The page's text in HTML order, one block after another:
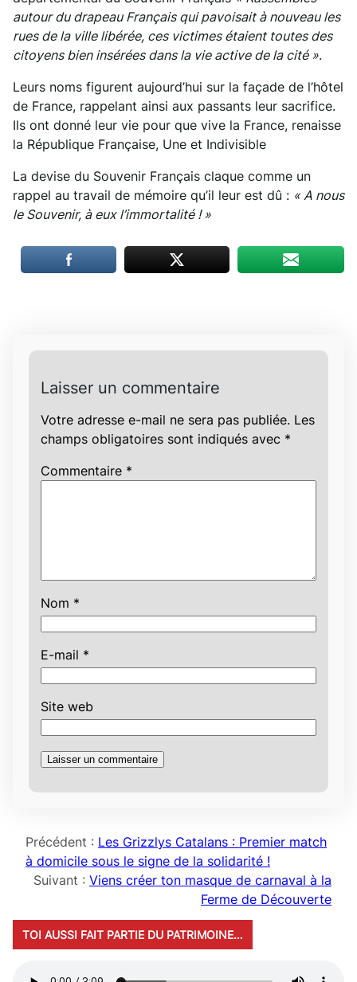
autour du drapeau Français qui pavoisait à nouveau les
rues de la ville libérée, ces victimes étaient toutes des
citoyens bien insérées dans la vie active de la cité ».
Leurs noms figurent aujourd’hui sur la façade de l’hôtel
de France, rappelant ainsi aux passants leur sacrifice.
Ils ont donné leur vie pour que vive la France, renaisse
la République Française, Une et Indivisible
La devise du Souvenir Français claque comme un
rappel au travail de mémoire qu’il leur est dû : « A nous
le Souvenir, à eux l’immortalité ! »
Laisser un commentaire
Votre adresse e-mail ne sera pas publiée. Les
champs obligatoires sont indiqués avec *
Commentaire *
Nom *
E-mail *
Site web
Précédent : Les Grizzlys Catalans : Premier match
à domicile sous le signe de la solidarité !
Suivant : Viens créer ton masque de carnaval à la
Ferme de Découverte
TOI AUSSI FAIT PARTIE DU PATRIMOINE…